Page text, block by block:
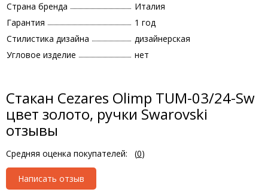
Страна бренда
Италия
Гарантия
1 год
Стилистика дизайна
дизайнерская
Угловое изделие
нет
Стакан Cezares Olimp ТUM-03/24-Sw
цвет золото, ручки Swarovski
отзывы
Средняя оценка покупателей: (0)
Написать отзыв